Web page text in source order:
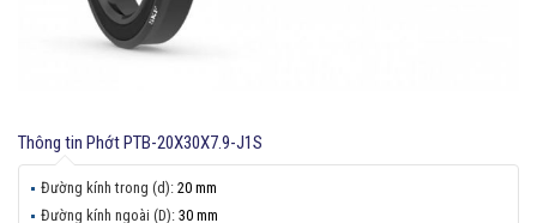
Thông tin Phớt PTB-20X30X7.9-J1S
Đường kính trong (d): 20 mm
Đường kính ngoài (D): 30 mm